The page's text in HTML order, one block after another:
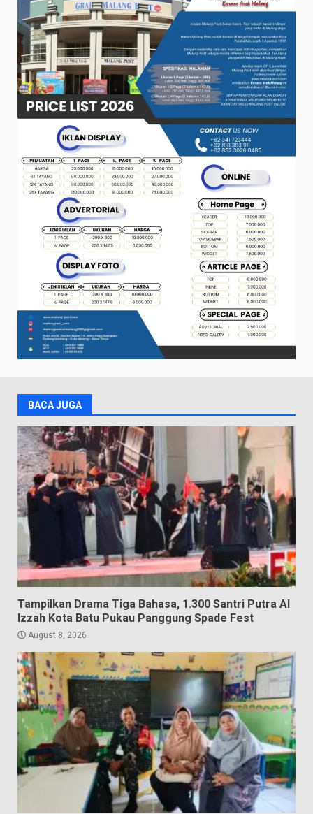
BACA JUGA
Tampilkan Drama Tiga Bahasa, 1.300 Santri Putra Al
Izzah Kota Batu Pukau Panggung Spade Fest
August 8, 2026